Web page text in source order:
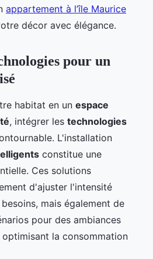
appartement à l’île Maurice
décor avec élégance.
pour un
habitat en un espace
, intégrer les technologies
L'installation
constitue une
Ces solutions
d'ajuster l'intensité
mais également de
pour des ambiances
la consommation